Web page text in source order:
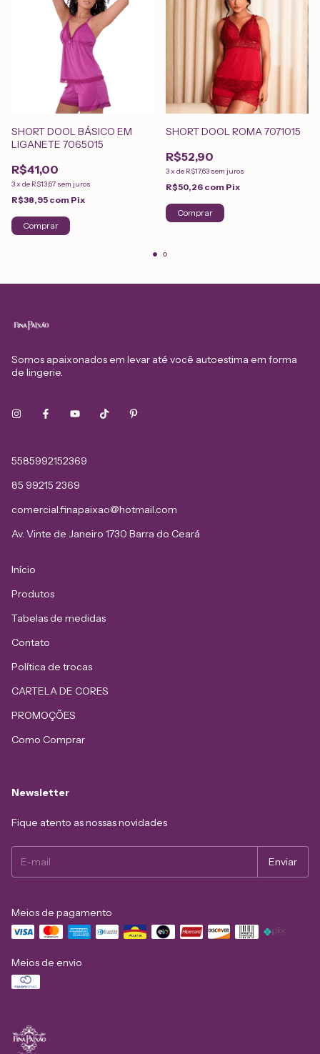
SHORT DOOL BÁSICO EM
LIGANETE 7065015
R$41,00
3x de R$13,67 sem juros
R$38,95 com Pix
Comprar
SHORT DOOL ROMA 7071015
R$52,90
3x de R$17,63 sem juros
R$50,26 com Pix
Comprar
Somos apaixonados em levar até você autoestima em forma
de lingerie.
5585992152369
85 99215 2369
comercial.finapaixao@hotmail.com
Av. Vinte de Janeiro 1730 Barra do Ceará
Início
Produtos
Tabelas de medidas
Contato
Política de trocas
CARTELA DE CORES
PROMOÇÕES
Como Comprar
Newsletter
Fique atento as nossas novidades
Meios de pagamento
Meios de envio